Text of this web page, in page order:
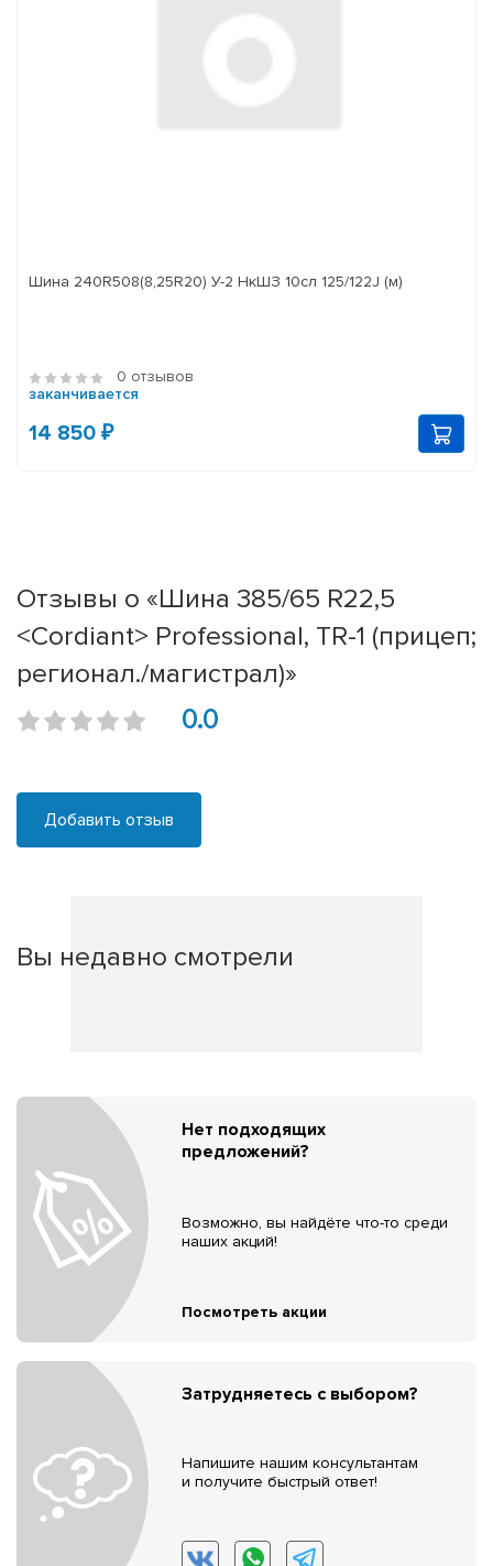
Шина 240R508(8,25R20) У-2 НкШЗ 10сл 125/122J (м)
0 отзывов
заканчивается
14 850 ₽
Отзывы о «Шина 385/65 R22,5
<Cordiant> Professional, TR-1 (прицеп;
регионал./магистрал)»
0.0
Добавить отзыв
Вы недавно смотрели
Нет подходящих
предложений?
Возможно, вы найдёте что-то среди
наших акций!
Посмотреть акции
Затрудняетесь с выбором?
Напишите нашим консультантам
и получите быстрый ответ!